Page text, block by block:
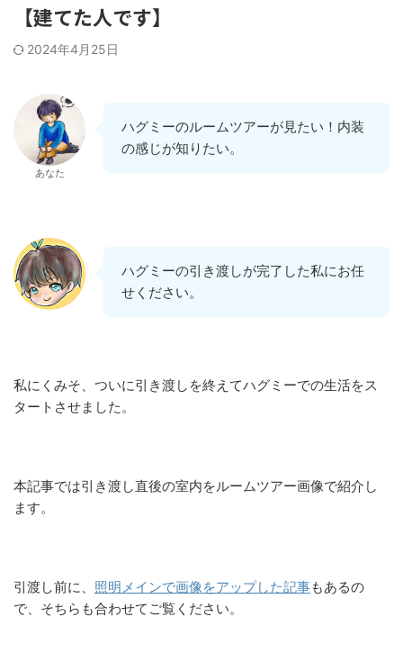
【建てた人です】
2024年4月25日
あなた
ハグミーのルームツアーが見たい！内装
の感じが知りたい。
ハグミーの引き渡しが完了した私にお任
せください。
私にくみそ、ついに引き渡しを終えてハグミーでの生活をス
タートさせました。
本記事では引き渡し直後の室内をルームツアー画像で紹介し
ます。
引渡し前に、 照明メインで画像をアップした記事もあるの
で、そちらも合わせてご覧ください。